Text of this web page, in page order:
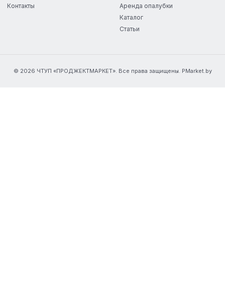
Контакты
Аренда опалубки
Каталог
Статьи
© 2026 ЧТУП «ПРОДЖЕКТМАРКЕТ». Все права защищены. PMarket.by